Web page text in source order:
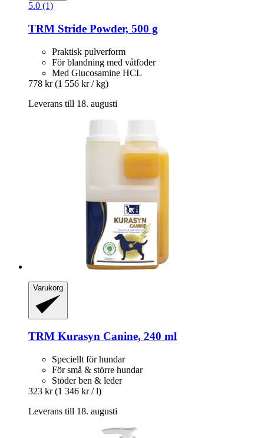
5.0 (1)
TRM Stride Powder, 500 g
Praktisk pulverform
För blandning med våtfoder
Med Glucosamine HCL
778 kr (1 556 kr / kg)
Leverans till 18. augusti
Varukorg
TRM Kurasyn Canine, 240 ml
Speciellt för hundar
För små & större hundar
Stöder ben & leder
323 kr (1 346 kr / l)
Leverans till 18. augusti